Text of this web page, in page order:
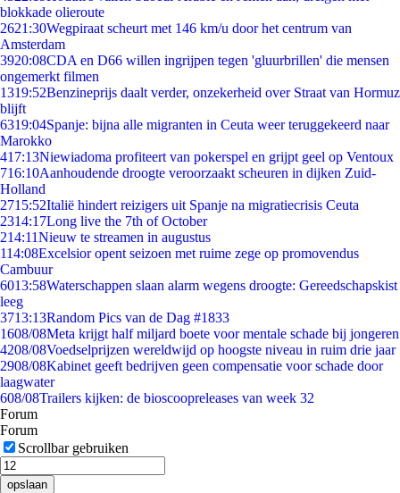
blokkade olieroute
2621:30Wegpiraat scheurt met 146 km/u door het centrum van
Amsterdam
3920:08CDA en D66 willen ingrijpen tegen 'gluurbrillen' die mensen
ongemerkt filmen
1319:52Benzineprijs daalt verder, onzekerheid over Straat van Hormuz
blijft
6319:04Spanje: bijna alle migranten in Ceuta weer teruggekeerd naar
Marokko
417:13Niewiadoma profiteert van pokerspel en grijpt geel op Ventoux
716:10Aanhoudende droogte veroorzaakt scheuren in dijken Zuid-
Holland
2715:52Italië hindert reizigers uit Spanje na migratiecrisis Ceuta
2314:17Long live the 7th of October
214:11Nieuw te streamen in augustus
114:08Excelsior opent seizoen met ruime zege op promovendus
Cambuur
6013:58Waterschappen slaan alarm wegens droogte: Gereedschapskist
leeg
3713:13Random Pics van de Dag #1833
1608/08Meta krijgt half miljard boete voor mentale schade bij jongeren
4208/08Voedselprijzen wereldwijd op hoogste niveau in ruim drie jaar
2908/08Kabinet geeft bedrijven geen compensatie voor schade door
laagwater
608/08Trailers kijken: de bioscoopreleases van week 32
Forum
Forum
Scrollbar gebruiken
opslaan